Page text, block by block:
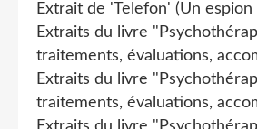
Extrait de 'Telefon' (Un espion
Extraits du livre
traitements, évaluations,
Extraits du livre
traitements, évaluations,